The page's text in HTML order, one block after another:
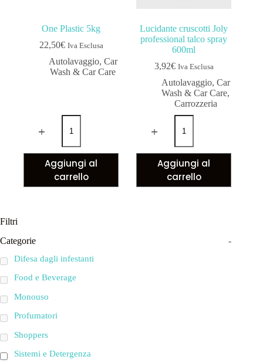
One Plastic 5kg
22,50€ Iva Esclusa
Autolavaggio, Car
Wash & Car Care
Aggiungi al
carrello
Lucidante cruscotti Joly
professional talco spray
600ml
3,92€ Iva Esclusa
Autolavaggio, Car
Wash & Car Care,
Carrozzeria
Aggiungi al
carrello
Filtri
Categorie
-
Difesa dagli infestanti
Food e Beverage
Monouso
Profumatori
Shoppers
Sistemi e Detergenza